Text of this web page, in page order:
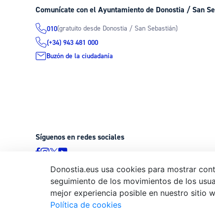
Comunícate con el Ayuntamiento de Donostia / San
010(gratuito desde Donostia / San Sebastián)
(+34) 943 481 000
Buzón de la ciudadanía
Síguenos en redes sociales
© Donostiako Udala - Ayuntamiento de Donostia / San
20003 Donostia / San Sebastián
Donostia.eus usa cookies para mostrar
seguimiento de los movimientos de los
mejor experiencia posible en nuestro sitio
Política de cookies